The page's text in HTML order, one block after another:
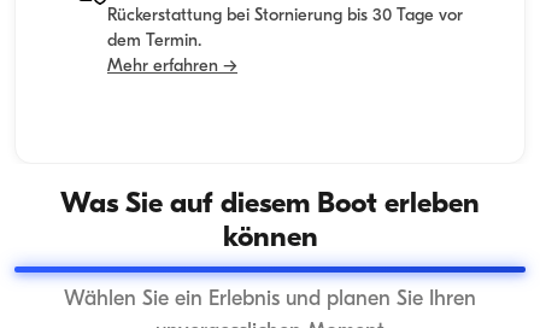
Rückerstattung bei Stornierung bis 30 Tage vor
dem Termin.
Mehr erfahren →
Was Sie auf diesem Boot erleben
können
Wählen Sie ein Erlebnis und planen Sie Ihren